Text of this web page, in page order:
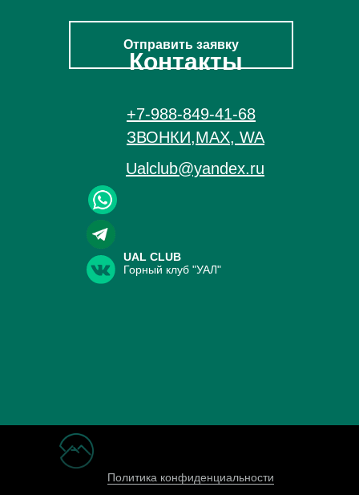
Контакты
Отправить заявку
UAL CLUB
Горный клуб "УАЛ"
+7-988-849-41-68
ЗВОНКИ,МАХ, WA
Ualclub@yandex.ru
Политика конфиденциальности